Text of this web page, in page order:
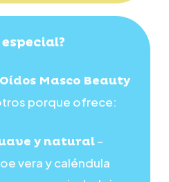
Masco Beauty
porque ofrece:
y natural–
vera y caléndula